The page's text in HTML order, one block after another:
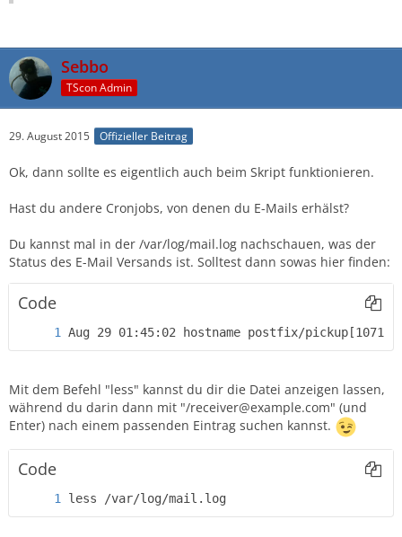
Sebbo
TScon Admin
29. August 2015 Offizieller Beitrag
Ok, dann sollte es eigentlich auch beim Skript funktionieren.
Hast du andere Cronjobs, von denen du E-Mails erhälst?
Du kannst mal in der /var/log/mail.log nachschauen, was der
Status des E-Mail Versands ist. Solltest dann sowas hier finden:
Code
Aug 29 01:45:02 hostname postfix/
Mit dem Befehl "less" kannst du dir die Datei anzeigen lassen,
während du darin dann mit "/receiver@example.com" (und
Enter) nach einem passenden Eintrag suchen kannst.
Code
less /var/log/mail.log